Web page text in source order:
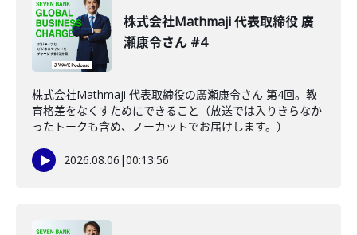
株式会社Mathmaji 代表取締役 廣
瀬康令さん #4
株式会社Mathmaji 代表取締役の廣瀬康令さん 第4回。教
育格差をなくすためにできること（放送では入りきらなか
ったトークも含め、ノーカットでお届けします。）
2026.08.06 |00:13:56